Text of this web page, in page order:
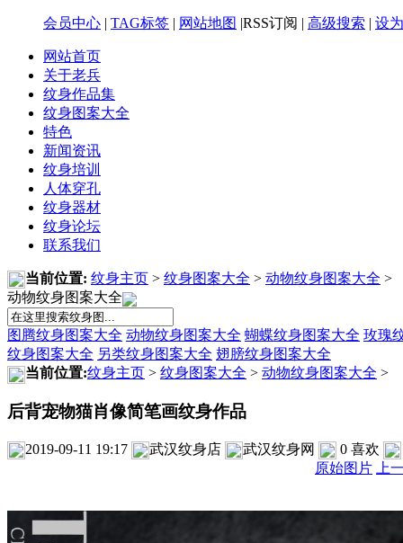
会员中心 | TAG标签 | 网站地图 |RSS订阅 | 高级搜索 | 设
网站首页
关于老兵
纹身作品集
纹身图案大全
特色
新闻资讯
纹身培训
人体穿孔
纹身器材
纹身论坛
联系我们
当前位置: 纹身主页 > 纹身图案大全 > 动物纹身图案大全 >
动物纹身图案大全
图腾纹身图案大全 动物纹身图案大全 蝴蝶纹身图案大全 玫瑰
纹身图案大全 另类纹身图案大全 翅膀纹身图案大全
当前位置:纹身主页 > 纹身图案大全 > 动物纹身图案大全 >
后背宠物猫肖像简笔画纹身作品
2019-09-11 19:17 武汉纹身店 武汉纹身网 0 喜欢
原始图片 上